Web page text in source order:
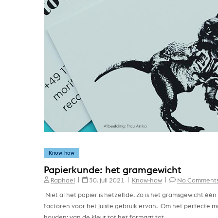
Know-how
Papierkunde: het gramgewicht
Raphael 30. juli 2021 Know-how No
Niet al het papier is hetzelfde. Zo is het gramsgewicht
factoren voor het juiste gebruik ervan. Om het perfecte